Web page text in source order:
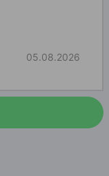
05.08.2026